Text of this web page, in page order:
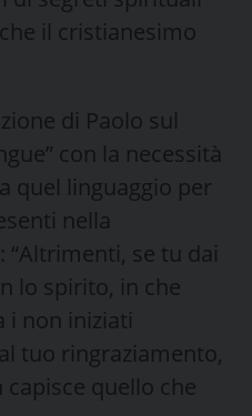
il cristianesimo
di Paolo sul
con la necessità
quel linguaggio per
nella
“Altrimenti, se tu dai
lo spirito, in che
i non iniziati
tuo ringraziamento,
quello che